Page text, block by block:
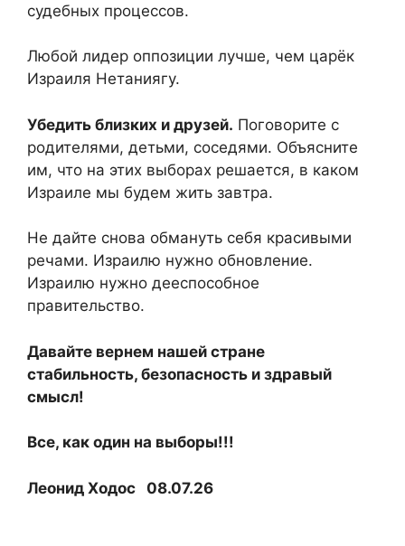
судебных процессов.
Любой лидер оппозиции лучше, чем царёк
Израиля Нетаниягу.
Убедить близких и друзей. Поговорите с
родителями, детьми, соседями. Объясните
им, что на этих выборах решается, в каком
Израиле мы будем жить завтра.
Не дайте снова обмануть себя красивыми
речами. Израилю нужно обновление.
Израилю нужно дееспособное
правительство.
Давайте вернем нашей стране
стабильность, безопасность и здравый
смысл!
Все, как один на выборы!!!
Леонид Ходос 08.07.26